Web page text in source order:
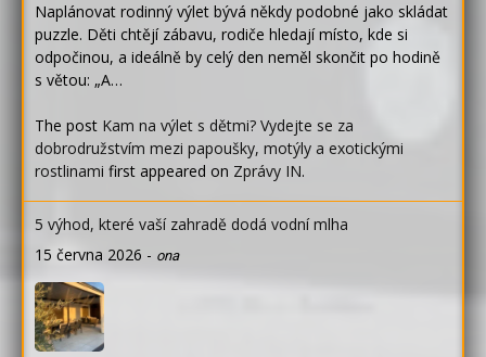
Naplánovat rodinný výlet bývá někdy podobné jako skládat
puzzle. Děti chtějí zábavu, rodiče hledají místo, kde si
odpočinou, a ideálně by celý den neměl skončit po hodině
s větou: „A…
The post Kam na výlet s dětmi? Vydejte se za
dobrodružstvím mezi papoušky, motýly a exotickými
rostlinami first appeared on Zprávy IN.
5 výhod, které vaší zahradě dodá vodní mlha
15 června 2026 - ona